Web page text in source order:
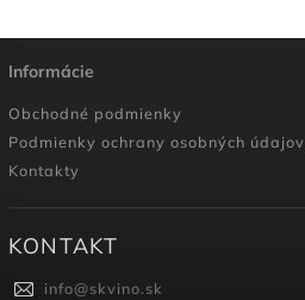
Informácie
Obchodné podmienky
Podmienky ochrany osobných údajov
Kontakty
KONTAKT
info@skvino.sk